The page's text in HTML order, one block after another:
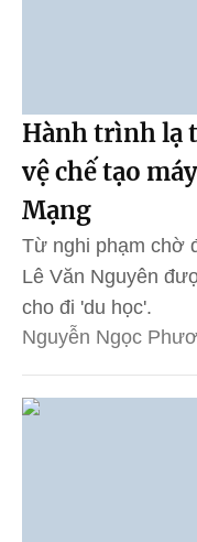
Hành trình lạ
vệ chế tạo
Mạng
Từ nghi phạm chờ
Lê Văn Nguyên
cho đi 'du học'.
Nguyễn Ngọc